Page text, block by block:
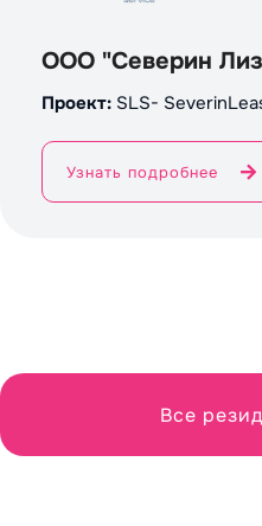
ООО "Северин
Проект: SLS-
Узнать подробнее
Все